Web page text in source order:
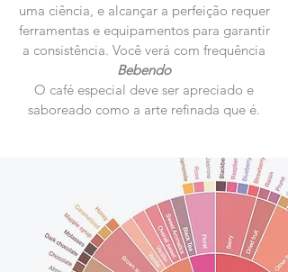
uma ciência, e alcançar a perfeição requer
ferramentas e equipamentos para garantir
a consistência. Você verá com frequência
Bebendo
O café especial deve ser apreciado e
saboreado como a arte refinada que é.